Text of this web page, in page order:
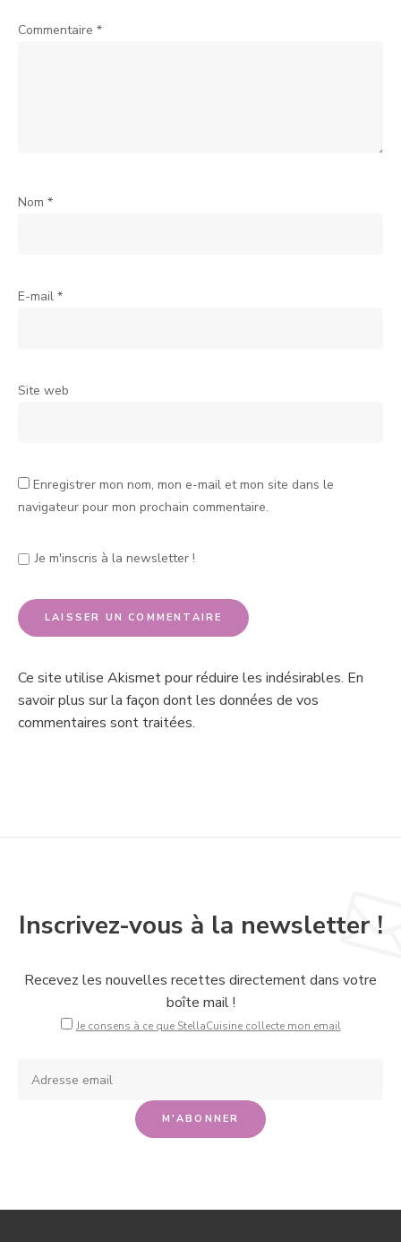
Commentaire *
Nom *
E-mail *
Site web
Enregistrer mon nom, mon e-mail et mon site dans le
navigateur pour mon prochain commentaire.
Je m'inscris à la newsletter !
Ce site utilise Akismet pour réduire les indésirables. En
savoir plus sur la façon dont les données de vos
commentaires sont traitées.
Inscrivez-vous à la newsletter !
Recevez les nouvelles recettes directement dans votre
boîte mail !
Je consens à ce que StellaCuisine collecte mon email